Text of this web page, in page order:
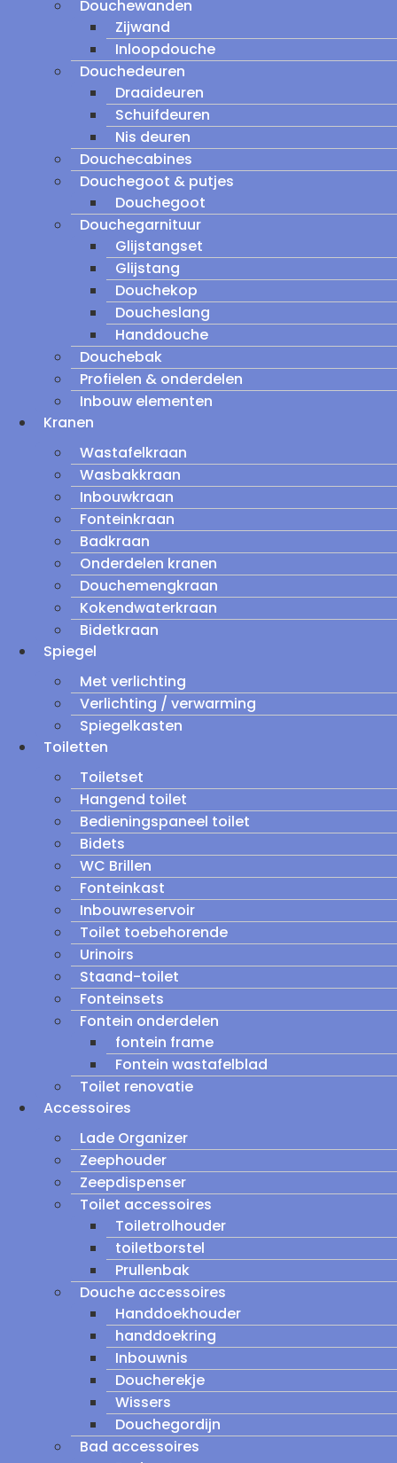
Douchewanden
Zijwand
Inloopdouche
Douchedeuren
Draaideuren
Schuifdeuren
Nis deuren
Douchecabines
Douchegoot & putjes
Douchegoot
Douchegarnituur
Glijstangset
Glijstang
Douchekop
Doucheslang
Handdouche
Douchebak
Profielen & onderdelen
Inbouw elementen
Kranen
Wastafelkraan
Wasbakkraan
Inbouwkraan
Fonteinkraan
Badkraan
Onderdelen kranen
Douchemengkraan
Kokendwaterkraan
Bidetkraan
Spiegel
Met verlichting
Verlichting / verwarming
Spiegelkasten
Toiletten
Toiletset
Hangend toilet
Bedieningspaneel toilet
Bidets
WC Brillen
Fonteinkast
Inbouwreservoir
Toilet toebehorende
Urinoirs
Staand-toilet
Fonteinsets
Fontein onderdelen
fontein frame
Fontein wastafelblad
Toilet renovatie
Accessoires
Lade Organizer
Zeephouder
Zeepdispenser
Toilet accessoires
Toiletrolhouder
toiletborstel
Prullenbak
Douche accessoires
Handdoekhouder
handdoekring
Inbouwnis
Doucherekje
Wissers
Douchegordijn
Bad accessoires